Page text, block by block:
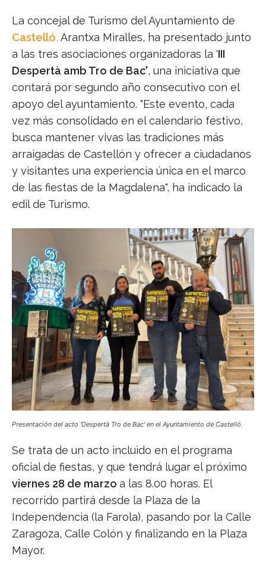
La concejal de Turismo del Ayuntamiento de
Castelló, Arantxa Miralles, ha presentado junto
a las tres asociaciones organizadoras la 'III
Despertà amb Tro de Bac', una iniciativa que
contará por segundo año consecutivo con el
apoyo del ayuntamiento. "Este evento, cada
vez más consolidado en el calendario festivo,
busca mantener vivas las tradiciones más
arraigadas de Castellón y ofrecer a ciudadanos
y visitantes una experiencia única en el marco
de las fiestas de la Magdalena", ha indicado la
edil de Turismo.
Presentación del acto 'Despertà Tro de Bac' en el Ayuntamiento de Castelló.
Se trata de un acto incluido en el programa
oficial de fiestas, y que tendrá lugar el próximo
viernes 28 de marzo a las 8.00 horas. El
recorrido partirá desde la Plaza de la
Independencia (la Farola), pasando por la Calle
Zaragoza, Calle Colón y finalizando en la Plaza
Mayor.